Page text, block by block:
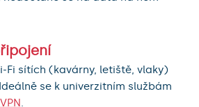
Fi sítích (kavárny, letiště, vlaky)
se k univerzitním službám
VPN